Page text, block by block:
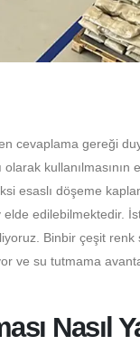
cevaplama gereği
kullanılmasının
esaslı döşeme
edilebilmektedir.
Binbir çeşit
ve su tutmama
Nasıl